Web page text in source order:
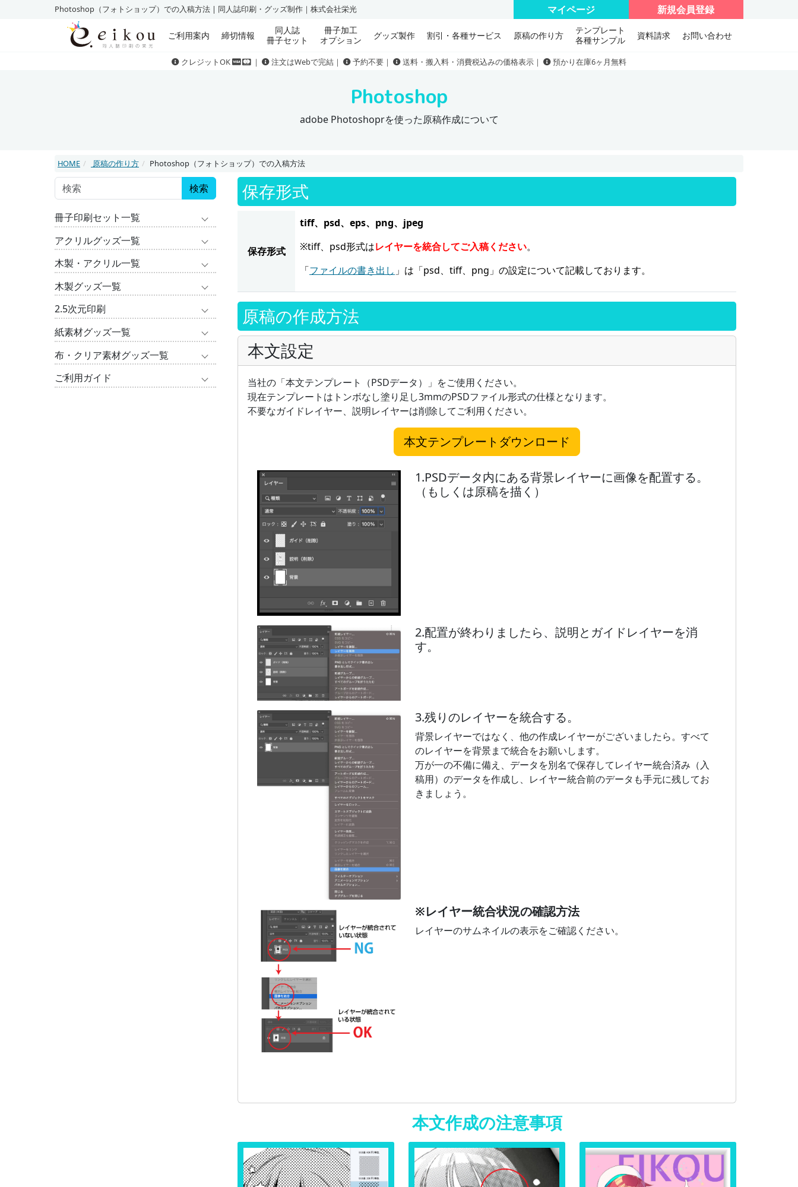
Photoshop（フォトショップ）での入稿方法 | 同人誌印刷・グッズ制作｜株式会社栄光 マイページ 新規会員登録
ご利用案内 締切情報
同人誌
冊子セット
冊子加工
オプション
グッズ製作 割引・各種サービス 原稿の作り方
テンプレート
各種サンプル
資料請求 お問い合わせ
クレジットOK ｜ 注文はWebで完結｜ 予約不要｜ 送料・搬入料・消費税込みの価格表示｜ 預かり在庫6ヶ月無料
Photoshop
adobe Photoshoprを使った原稿作成について
HOME 原稿の作り方 Photoshop（フォトショップ）での入稿方法
保存形式
保存形式
tiff、psd、eps、png、jpeg
※tiff、psd形式はレイヤーを統合してご入稿ください。
「ファイルの書き出し 」は「psd、tiff、png」の設定について記載しております。
原稿の作成方法
本文設定
当社の「本文テンプレート（PSDデータ）」をご使用ください。
現在テンプレートはトンボなし塗り足し3mmのPSDファイル形式の仕様となります。
不要なガイドレイヤー、説明レイヤーは削除してご利用ください。
本文テンプレートダウンロード
1.PSDデータ内にある背景レイヤーに画像を配置する。
（もしくは原稿を描く）
2.配置が終わりましたら、説明とガイドレイヤーを消
す。
3.残りのレイヤーを統合する。
背景レイヤーではなく、他の作成レイヤーがございましたら。すべて
のレイヤーを背景まで統合をお願いします。
万が一の不備に備え、データを別名で保存してレイヤー統合済み（入
稿用）のデータを作成し、レイヤー統合前のデータも手元に残してお
きましょう。
※レイヤー統合状況の確認方法
レイヤーのサムネイルの表示をご確認ください。
本文作成の注意事項
検索
冊子印刷セット一覧
アクリルグッズ一覧
木製・アクリル一覧
木製グッズ一覧
2.5次元印刷
紙素材グッズ一覧
布・クリア素材グッズ一覧
ご利用ガイド